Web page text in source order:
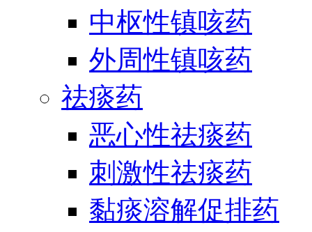
中枢性镇咳药
外周性镇咳药
祛痰药
恶心性祛痰药
刺激性祛痰药
黏痰溶解促排药